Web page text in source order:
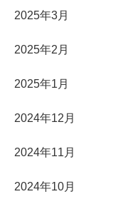
2025年3月
2025年2月
2025年1月
2024年12月
2024年11月
2024年10月